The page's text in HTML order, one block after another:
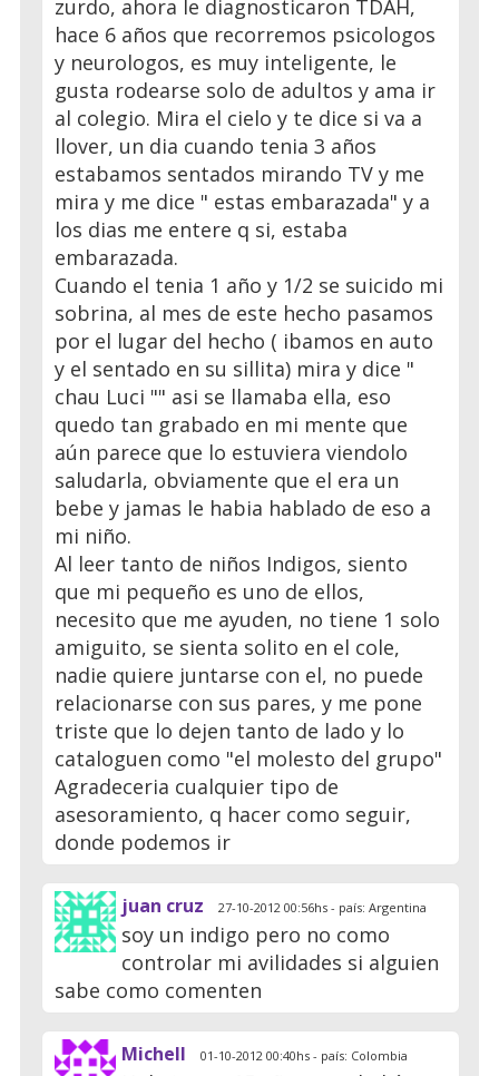
zurdo, ahora le diagnosticaron TDAH,
hace 6 años que recorremos psicologos
y neurologos, es muy inteligente, le
gusta rodearse solo de adultos y ama ir
al colegio. Mira el cielo y te dice si va a
llover, un dia cuando tenia 3 años
estabamos sentados mirando TV y me
mira y me dice " estas embarazada" y a
los dias me entere q si, estaba
embarazada.
Cuando el tenia 1 año y 1/2 se suicido mi
sobrina, al mes de este hecho pasamos
por el lugar del hecho ( ibamos en auto
y el sentado en su sillita) mira y dice "
chau Luci "" asi se llamaba ella, eso
quedo tan grabado en mi mente que
aún parece que lo estuviera viendolo
saludarla, obviamente que el era un
bebe y jamas le habia hablado de eso a
mi niño.
Al leer tanto de niños Indigos, siento
que mi pequeño es uno de ellos,
necesito que me ayuden, no tiene 1 solo
amiguito, se sienta solito en el cole,
nadie quiere juntarse con el, no puede
relacionarse con sus pares, y me pone
triste que lo dejen tanto de lado y lo
cataloguen como "el molesto del grupo"
Agradeceria cualquier tipo de
asesoramiento, q hacer como seguir,
donde podemos ir
juan cruz 27-10-2012 00:56hs - país: Argentina
soy un indigo pero no como
controlar mi avilidades si alguien
sabe como comenten
Michell 01-10-2012 00:40hs - país: Colombia